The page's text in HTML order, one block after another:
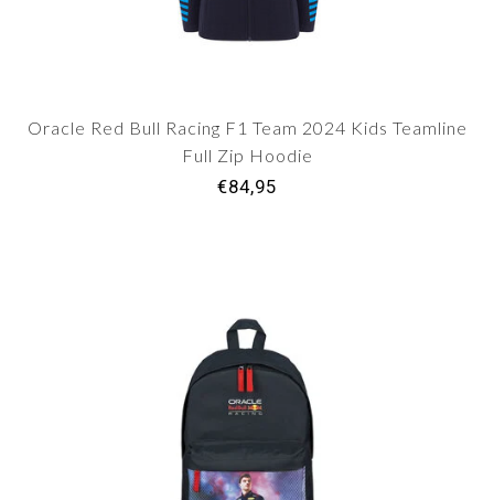
Oracle Red Bull Racing F1 Team 2024 Kids Teamline
Full Zip Hoodie
€84,95